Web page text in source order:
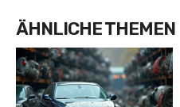
ÄHNLICHE THEMEN